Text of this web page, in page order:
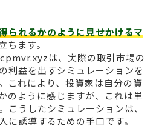
られるかのように見せかけるマ
ちます。
は、実際の取引市場の
利益を出すシミュレーションを
これにより、投資家は自分の資
のように感じますが、これは単
こうしたシミュレーションは、
に誘導するための手口です。